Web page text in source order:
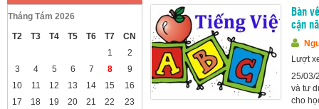
Tháng Tám 2026
T2
T3 T4 T5 T6 T7
CN
1
2
3
4 5 6 7 8
9
10
11 12 13 14 15
16
17
18 19 20 21 22
23
Bàn
cận
Lượt
25/03/
và tư
cho